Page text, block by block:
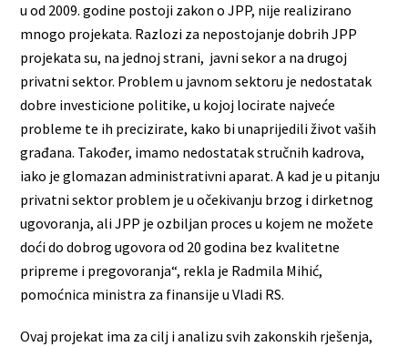
u od 2009. godine postoji zakon o JPP, nije realizirano
mnogo projekata. Razlozi za nepostojanje dobrih JPP
projekata su, na jednoj strani, javni sekor a na drugoj
privatni sektor. Problem u javnom sektoru je nedostatak
dobre investicione politike, u kojoj locirate najveće
probleme te ih precizirate, kako bi unaprijedili život vaših
građana. Također, imamo nedostatak stručnih kadrova,
iako je glomazan administrativni aparat. A kad je u pitanju
privatni sektor problem je u očekivanju brzog i dirketnog
ugovoranja, ali JPP je ozbiljan proces u kojem ne možete
doći do dobrog ugovora od 20 godina bez kvalitetne
pripreme i pregovoranja“, rekla je Radmila Mihić,
pomoćnica ministra za finansije u Vladi RS.
Ovaj projekat ima za cilj i analizu svih zakonskih rješenja,